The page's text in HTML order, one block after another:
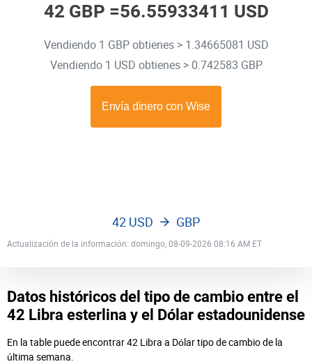
42 GBP =56.55933411 USD
Vendiendo 1 GBP obtienes > 1.34665081 USD
Vendiendo 1 USD obtienes > 0.742583 GBP
Actualización de la información: domingo, 08-09-2026 08:16 AM ET
42 USD GBP
Datos históricos del tipo de cambio entre el
42 Libra esterlina y el Dólar estadounidense
En la table puede encontrar 42 Libra a Dólar tipo de cambio de la
última semana.